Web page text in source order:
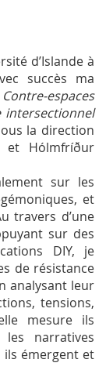
d’Islande à
succès ma
Contre-espaces
la direction
et Hólmfríður
sur les
et
travers d’une
sur des
DIY, je
de résistance
analysant leur
tensions,
mesure ils
narratives
ils émergent et